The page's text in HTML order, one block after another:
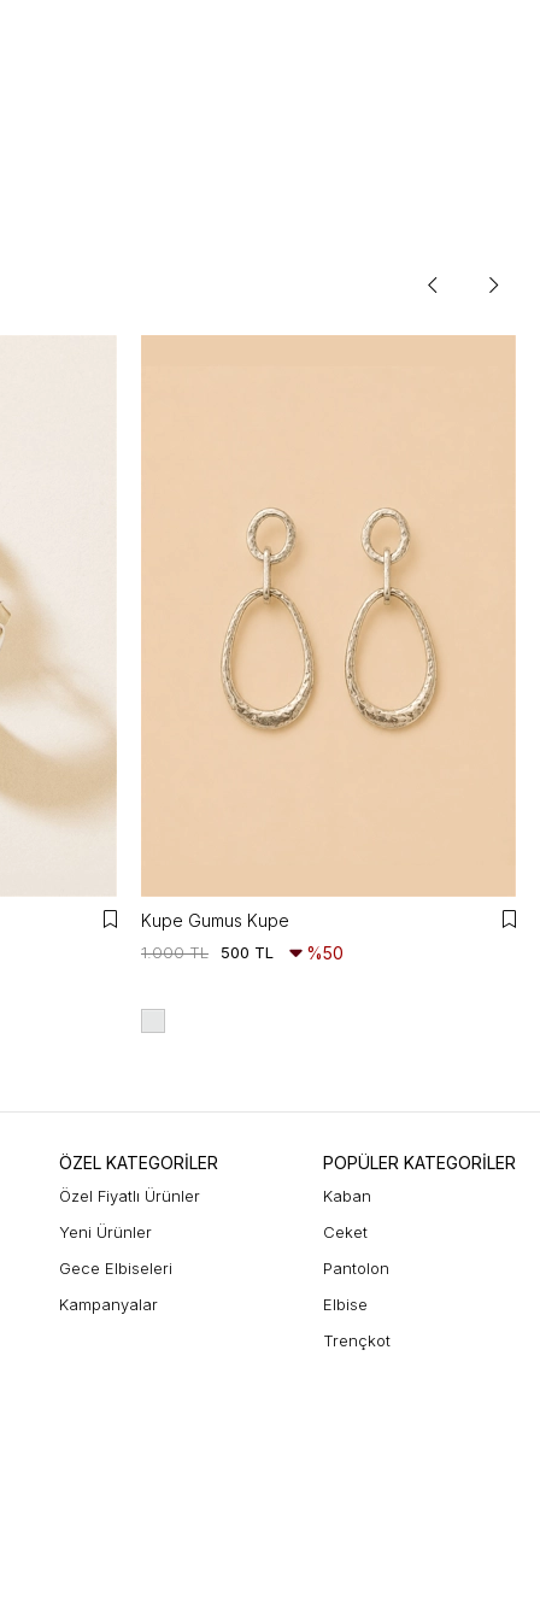
Kupe Gumus Kupe
500 TL
1.000 TL %50
ÖZEL KATEGORİLER
Özel Fiyatlı Ürünler
Yeni Ürünler
Gece Elbiseleri
Kampanyalar
POPÜLER KATEGORİLER
Kaban
Ceket
Pantolon
Elbise
Trençkot